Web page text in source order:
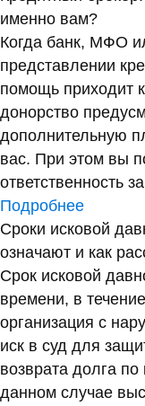
именно вам?
Когда банк, МФО
представлении
помощь приходит
донорство
дополнительную
вас. При этом вы
ответственность
Подробнее
Сроки исковой
означают и как
Срок исковой
времени, в
организация с
иск в суд для
возврата долга
данном случае